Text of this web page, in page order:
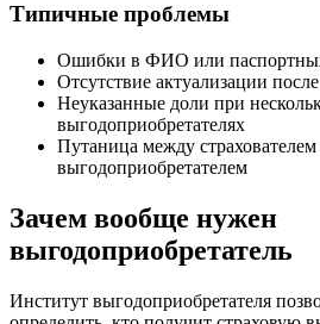
Типичные проблемы
Ошибки в ФИО или
Отсутствие актуализации
Неуказанные доли при
выгодоприобретателях
Путаница между страхователем
выгодоприобретателем
Зачем вообще нужен
выгодоприобретатель
Институт выгодоприобретателя